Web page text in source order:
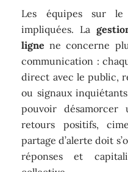
Les équipes sur
impliquées. La
ligne ne concerne
communication :
direct avec le public,
ou signaux
pouvoir désamorcer
retours positifs,
partage d’alerte doit
réponses et